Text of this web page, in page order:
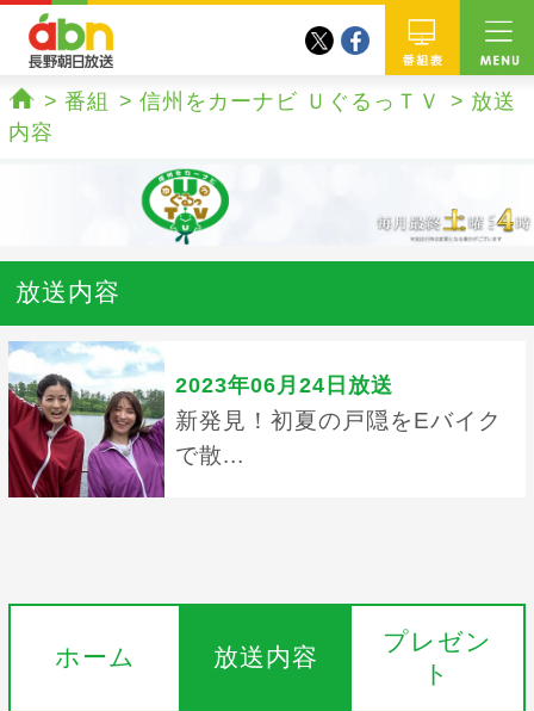
番組
twitterfacebook
ホーム
番組 信州をカーナビ ＵぐるっＴＶ
放送
内容
放送内容
2023年06月24日放送
新発見！初夏の戸隠をEバイク
で散...
ホーム 放送内容
プレゼン
ト